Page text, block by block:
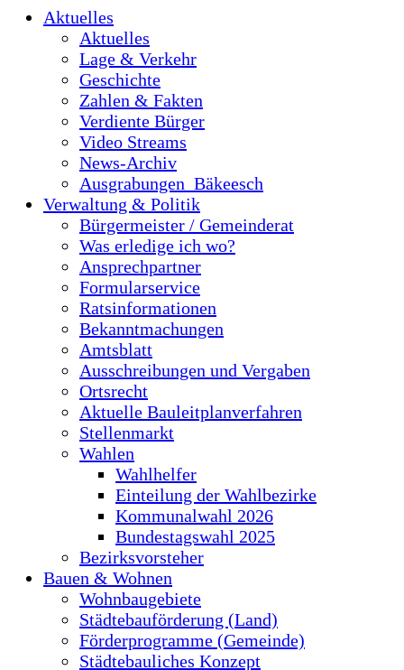
Aktuelles
Aktuelles
Lage & Verkehr
Geschichte
Zahlen & Fakten
Verdiente Bürger
Video Streams
News-Archiv
Ausgrabungen_Bäkeesch
Verwaltung & Politik
Bürgermeister / Gemeinderat
Was erledige ich wo?
Ansprechpartner
Formularservice
Ratsinformationen
Bekanntmachungen
Amtsblatt
Ausschreibungen und Vergaben
Ortsrecht
Aktuelle Bauleitplanverfahren
Stellenmarkt
Wahlen
Wahlhelfer
Einteilung der Wahlbezirke
Kommunalwahl 2026
Bundestagswahl 2025
Bezirksvorsteher
Bauen & Wohnen
Wohnbaugebiete
Städtebauförderung (Land)
Förderprogramme (Gemeinde)
Städtebauliches Konzept